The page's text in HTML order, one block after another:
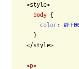
<style>
body {
color :
</style>
<p>